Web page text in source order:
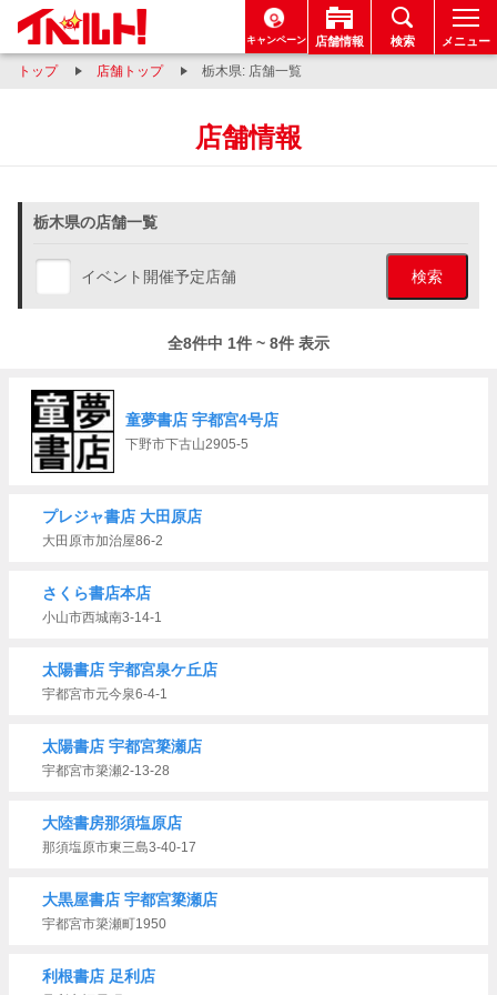
キャンペーン 店舗情報 検索 メニュー
トップ 店舗トップ 栃木県: 店舗一覧
店舗情報
栃木県の店舗一覧
イベント開催予定店舗 検索
全8件中 1件 ~ 8件 表示
童夢書店 宇都宮4号店
下野市下古山2905-5
プレジャ書店 大田原店
大田原市加治屋86-2
さくら書店本店
小山市西城南3-14-1
太陽書店 宇都宮泉ケ丘店
宇都宮市元今泉6-4-1
太陽書店 宇都宮簗瀬店
宇都宮市簗瀬2-13-28
大陸書房那須塩原店
那須塩原市東三島3-40-17
大黒屋書店 宇都宮簗瀬店
宇都宮市簗瀬町1950
利根書店 足利店